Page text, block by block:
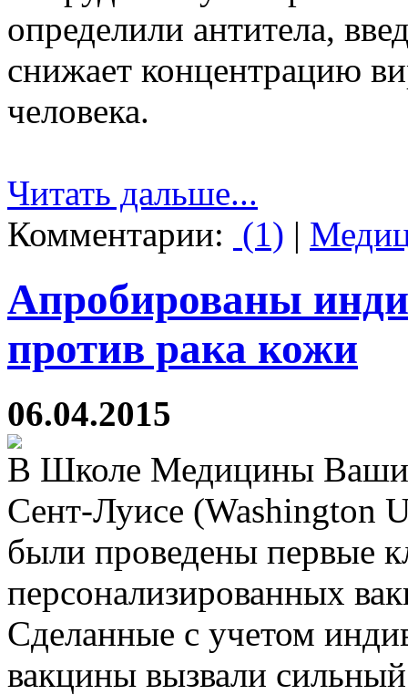
определили антитела,
снижает концентрацию
человека.
Читать дальше...
Комментарии: (1) |
Апробированы
против рака кожи
06.04.2015
В Школе Медицины
Сент-Луисе (Washington
были проведены первые
персонализированных
Сделанные с учетом
вакцины вызвали